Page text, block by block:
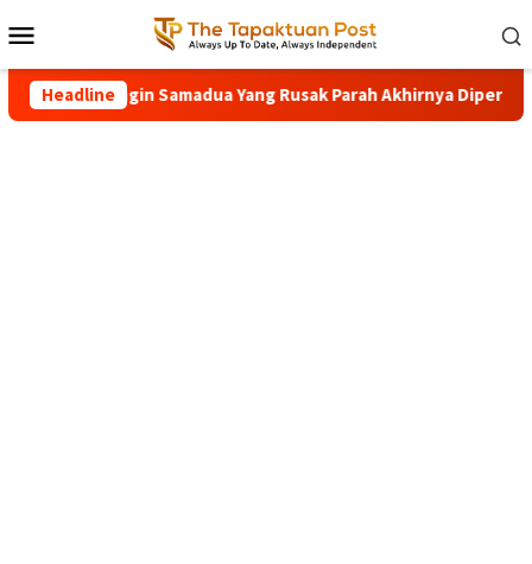
ke
kontenMobile
Headline
Air Dingin Samadua Yang Rusak Parah Akhirnya Diperbaiki